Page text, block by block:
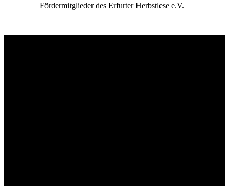
Fördermitglieder des Erfurter Herbstlese e.V.